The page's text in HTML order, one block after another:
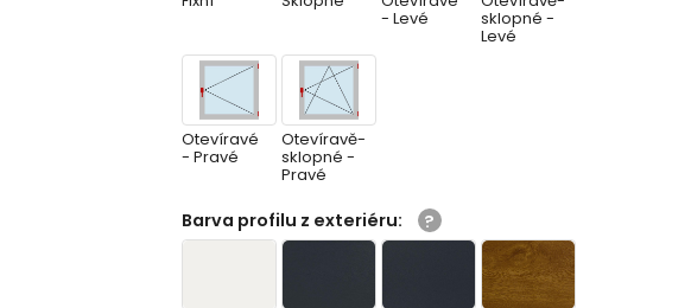
- Levé sklopné -
Levé
Otevíravé
- Pravé
Otevíravě-
sklopné -
Pravé
Barva profilu z exteriéru: